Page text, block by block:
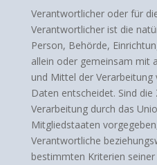
Verantwortlicher oder für
Verantwortlicher ist die
Person, Behörde,
allein oder gemeinsam mit
und Mittel der
Daten entscheidet. Sind
Verarbeitung durch das
Mitgliedstaaten
Verantwortliche
bestimmten Kriterien